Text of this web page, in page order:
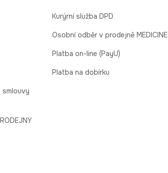
Kurýrní služba DPD
Osobní odběr v prodejně MEDICINE
Platba on-line (PayU)
Platba na dobírku